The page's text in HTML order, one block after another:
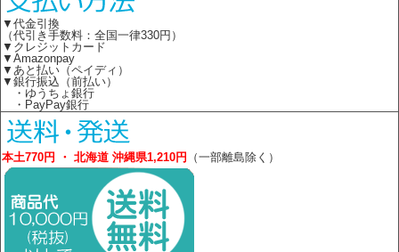
▼代金引換
（代引き手数料：全国一律330円）
▼クレジットカード
▼Amazonpay
▼あと払い（ペイディ）
▼銀行振込（前払い）
・ゆうちょ銀行
・PayPay銀行
本土770円 ・ 北海道 沖縄県1,210円 （一部離島除く）